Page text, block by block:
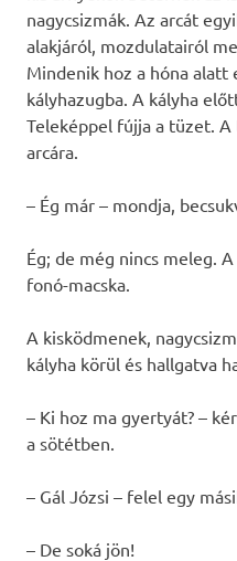
nagycsizmák. Az arcát
alakjáról, mozdulatairól
Mindenik hoz a hóna alatt
kályhazugba. A kályha
Teleképpel fújja a tüzet.
arcára.
– Ég már – mondja,
Ég; de még nincs meleg.
fonó-macska.
A kisködmenek,
kályha körül és hallgatva
– Ki hoz ma gyertyát? –
a sötétben.
– Gál Józsi – felel egy
– De soká jön!